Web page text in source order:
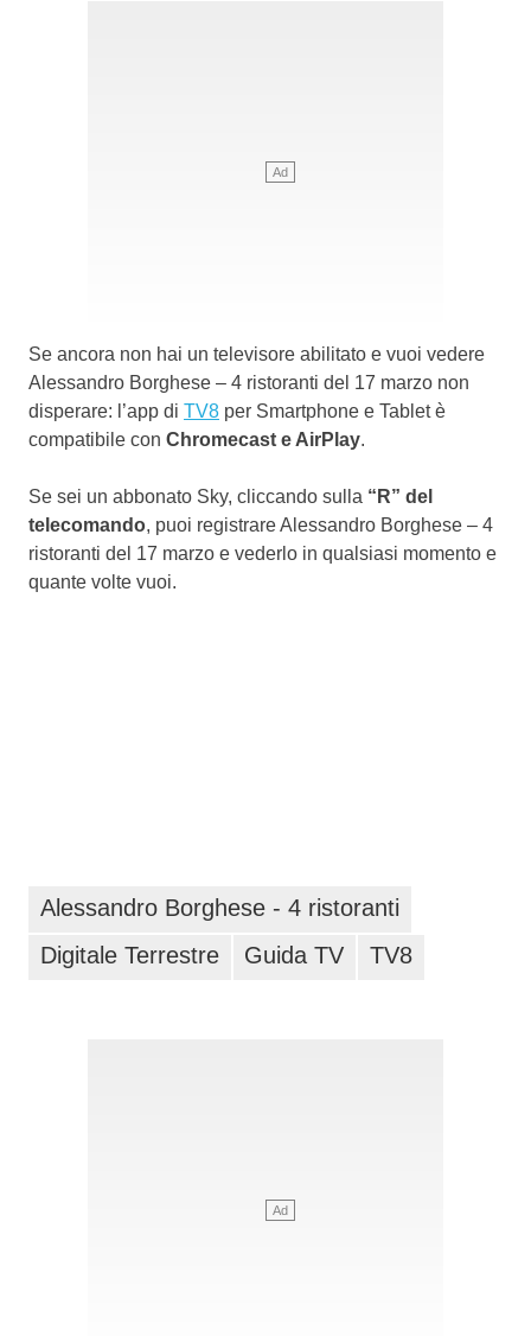
Se ancora non hai un televisore abilitato e vuoi vedere
Alessandro Borghese – 4 ristoranti del 17 marzo non
disperare: l’app di TV8 per Smartphone e Tablet è
compatibile con Chromecast e AirPlay.
Se sei un abbonato Sky, cliccando sulla “R” del
telecomando, puoi registrare Alessandro Borghese – 4
ristoranti del 17 marzo e vederlo in qualsiasi momento e
quante volte vuoi.
Alessandro Borghese - 4 ristoranti
Digitale Terrestre
Guida TV TV8